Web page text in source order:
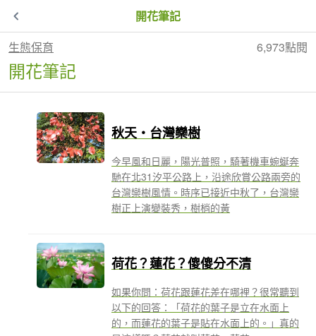
開花筆記
生態保育
6,973點閱
開花筆記
秋天‧台灣欒樹
今早風和日麗，陽光普照，騎著機車蜿蜒奔
馳在北31汐平公路上，沿途欣賞公路兩旁的
台灣欒樹風情。時序已接近中秋了，台灣欒
樹正上演變裝秀，樹梢的黃
荷花？蓮花？傻傻分不清
如果你問：荷花跟蓮花差在哪裡？很常聽到
以下的回答：「荷花的葉子是立在水面上
的，而蓮花的葉子是貼在水面上的。」真的